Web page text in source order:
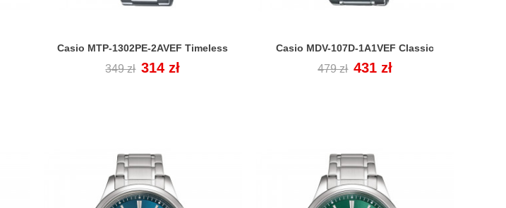
Casio MTP-1302PE-2AVEF Timeless
Cena
349 zł Cena
314 zł
 Casio MDV-107D-1A1VEF Classic
Cena
479 zł Cena
431 zł
